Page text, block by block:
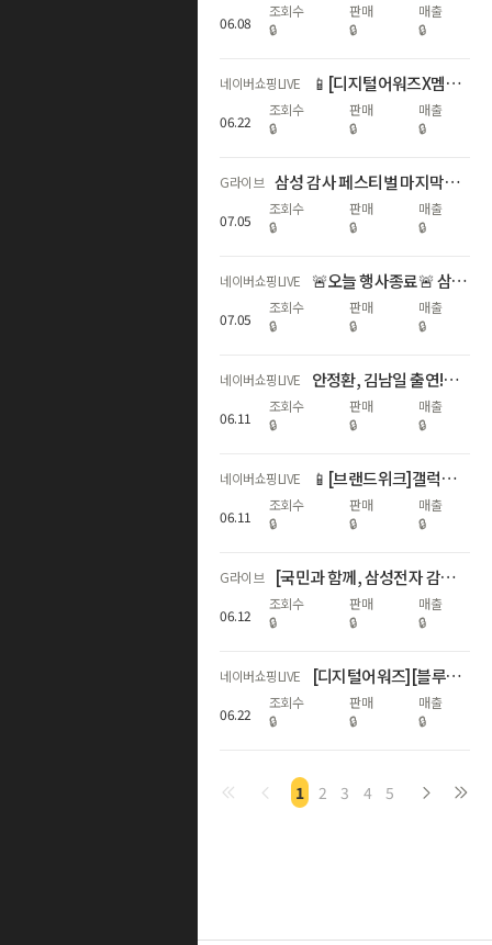
06.08
조회수
🔒
판매
🔒
매출
🔒
네이버쇼핑LIVE 📱[디지털어워즈X멤버십데이]갤럭시자급제 쇼마젠시 역대급 추가적립 라이브
06.22
조회수
🔒
판매
🔒
매출
🔒
G라이브 삼성 감사 페스티벌 마지막날⏰갤럭시 다품목 역대급 혜택
07.05
조회수
🔒
판매
🔒
매출
🔒
네이버쇼핑LIVE 🚨오늘 행사종료🚨 삼성 갤럭시 디지털 온누리상품권 20% 라스트 찬스
07.05
조회수
🔒
판매
🔒
매출
🔒
네이버쇼핑LIVE 안정환, 김남일 출연!갤럭시 S26 국민과 함께, 삼성전자 감사 페스티벌
06.11
조회수
🔒
판매
🔒
매출
🔒
네이버쇼핑LIVE 📱[브랜드위크]갤럭시 자급제 전모델 쇼마젠시 추가적립 라이브📱
06.11
조회수
🔒
판매
🔒
매출
🔒
G라이브 [국민과 함께, 삼성전자 감사 페스티벌] 갤럭시다품목
06.12
조회수
🔒
판매
🔒
매출
🔒
네이버쇼핑LIVE [디지털어워즈][블루밍] 🎉갤럭시 S26 시리즈 자급제폰 라이브🎉
06.22
조회수
🔒
판매
🔒
매출
🔒
1 2 3 4 5